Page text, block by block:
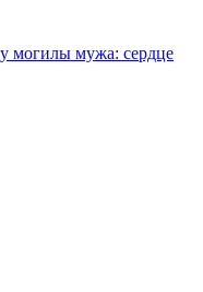
могилы мужа: сердце